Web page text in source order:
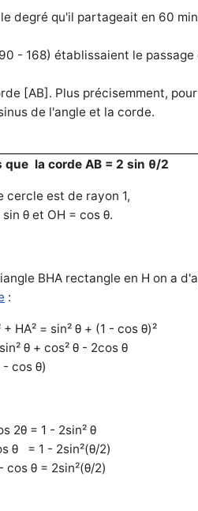
degré qu'il partageait en 60
- 168) établissaient le
[AB]. Plus précisemment,
de l'angle et la corde.
que la corde AB = 2 sin θ/2
cercle est de rayon 1,
θ et OH = cos θ.
BHA rectangle en H on a
:
+ HA² = sin² θ + (1 - cos θ)²
θ + cos² θ - 2cos θ
- cos θ)
2θ = 1 - 2sin² θ
= 1 - 2sin²(θ/2)
θ = 2sin²(θ/2)